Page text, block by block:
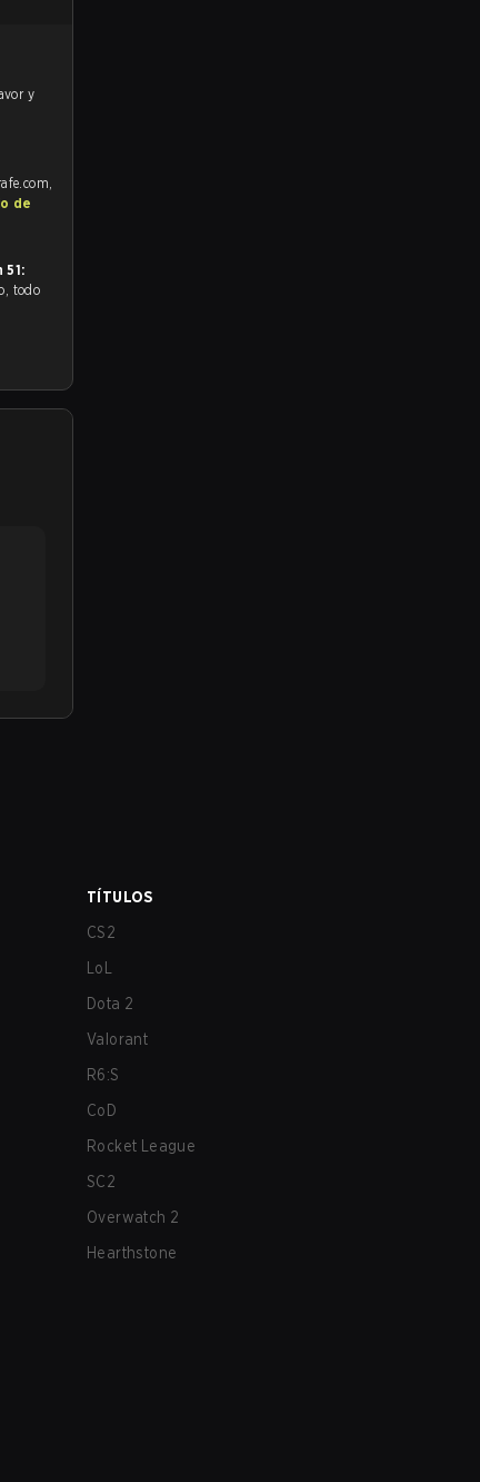
y
de
51:
TÍTULOS
CS2
LoL
Dota 2
Valorant
R6:S
CoD
Rocket League
SC2
Overwatch 2
Hearthstone